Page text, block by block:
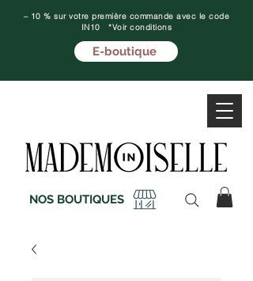
– 10 % sur votre première commande avec le code
IN10 *Voir conditions
E-boutique
NOS BOUTIQUES